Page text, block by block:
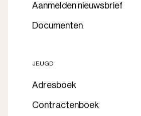
Aanmelden nieuwsbrief
Documenten
JEUGD
Adresboek
Contractenboek